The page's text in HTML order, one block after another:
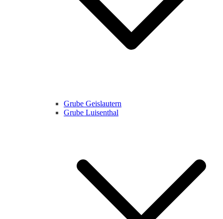
Grube Geislautern
Grube Luisenthal